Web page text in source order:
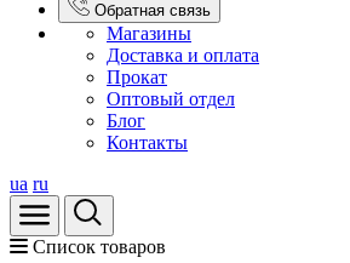
Обратная связь
Магазины
Доставка и оплата
Прокат
Оптовый отдел
Блог
Контакты
ua ru
Список товаров